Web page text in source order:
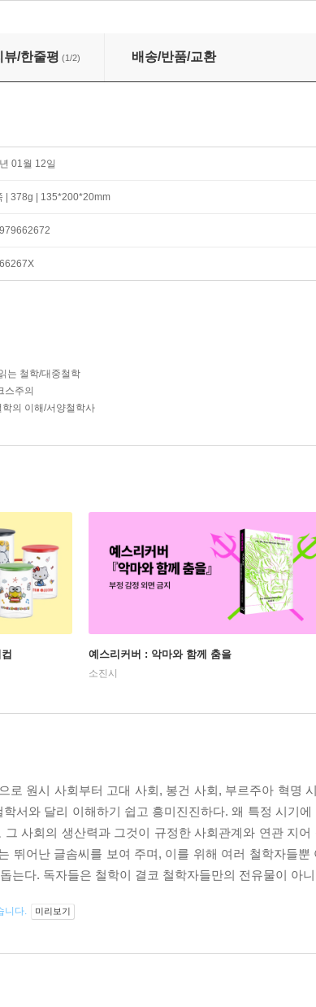
론
뷰/한줄평 (1/2) 배송/반품/교환
01월 12일
| 378g | 135*200*20mm
는 철학/대중철학
스주의
학의 이해/서양철학사
예스리커버 : 악마와 함께 춤을
소진시
로 원시 사회부터 고대 사회, 봉건 사회, 부르주아 혁명
서와 달리 이해하기 쉽고 흥미진진하다. 왜 특정 시기
사회의 생산력과 그것이 규정한 사회관계와 연관 지
뛰어난 글솜씨를 보여 주며, 이를 위해 여러 철학자들
는다. 독자들은 철학이 결코 철학자들만의 전유물이 아
니다. 미리보기